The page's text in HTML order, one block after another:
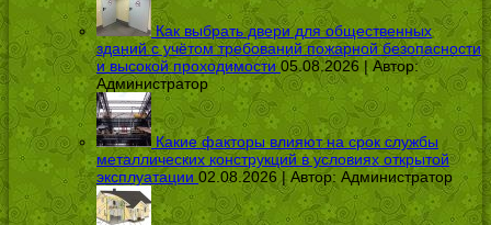
Как выбрать двери для общественных
зданий с учётом требований пожарной безопасности
и высокой проходимости 05.08.2026 | Автор:
Администратор
Какие факторы влияют на срок службы
металлических конструкций в условиях открытой
эксплуатации 02.08.2026 | Автор: Администратор